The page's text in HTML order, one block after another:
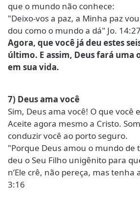
que o mundo não conhece:
"Deixo-vos a paz, a Minha paz
dou como o mundo a dá" Jo. 14:27
Agora, que você já deu estes
último. E assim, Deus fará uma
em sua vida.
7) Deus ama você
Sim, Deus ama você! O que você
Aceite agora mesmo a Cristo.
conduzir você ao porto seguro.
"Porque Deus amou o mundo de
deu o Seu Filho unigênito para
n’Ele crê, não pereça, mas tenha
3:16